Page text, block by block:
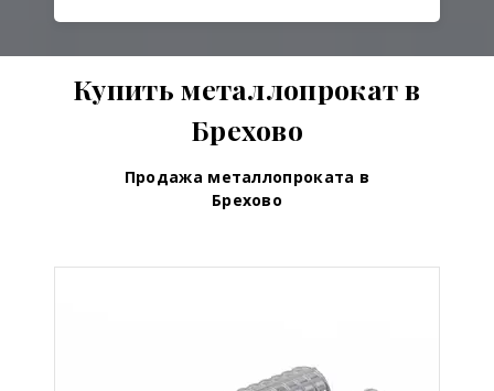
Купить металлопрокат в
Брехово
Продажа металлопроката в
Брехово